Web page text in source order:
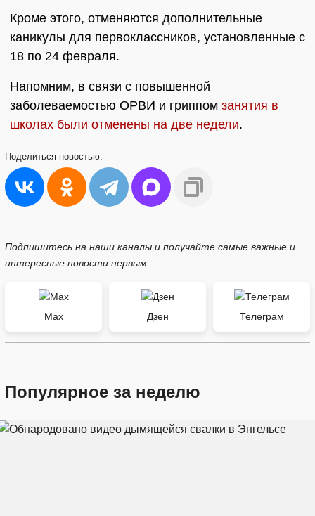
Кроме этого, отменяются дополнительные
каникулы для первоклассников, установленные с
18 по 24 февраля.
Напомним, в связи с повышенной
заболеваемостью ОРВИ и гриппом занятия в
школах были отменены на две недели.
Поделиться новостью:
Подпишитесь на наши каналы и получайте самые важные и
интересные новости первым
Max Дзен Телеграм
Популярное за неделю